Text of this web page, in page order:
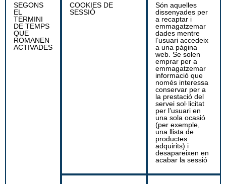
SEGONS
EL
TERMINI
DE TEMPS
QUE
ROMANEN
ACTIVADES
COOKIES DE
SESSIÓ
Són aquelles
dissenyades per
a recaptar i
emmagatzemar
dades mentre
l’usuari accedeix
a una pàgina
web. Se solen
emprar per a
emmagatzemar
informació que
només interessa
conservar per a
la prestació del
servei sol·licitat
per l’usuari en
una sola ocasió
(per exemple,
una llista de
productes
adquirits) i
desapareixen en
acabar la sessió